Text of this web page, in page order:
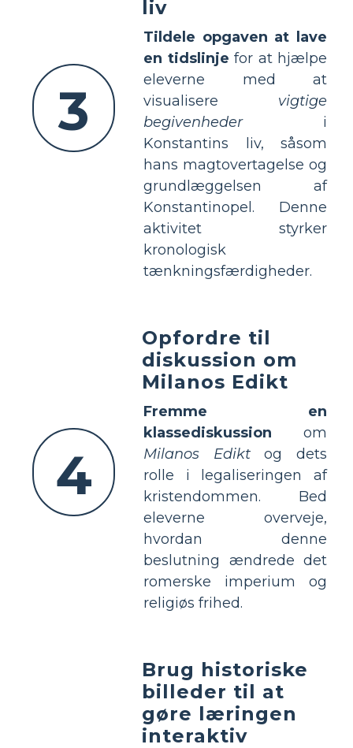
3
liv
Tildele opgaven at lave
en tidslinje for at hjælpe
eleverne med at
visualisere vigtige
begivenhederi
Konstantins liv, såsom
hans magtovertagelse og
grundlæggelsen af
Konstantinopel. Denne
aktivitet styrker
kronologisk
tænkningsfærdigheder.
4
Opfordre til
diskussion om
Milanos Edikt
Fremme en
klassediskussion om
Milanos Ediktog dets
rolle i legaliseringen af
kristendommen. Bed
eleverne overveje,
hvordan denne
beslutning ændrede det
romerske imperium og
religiøs frihed.
Brug historiske
billeder til at
gøre læringen
interaktiv